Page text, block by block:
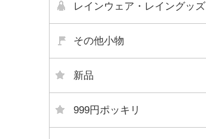
レインウェア・レイングッズ
その他小物
新品
999円ポッキリ